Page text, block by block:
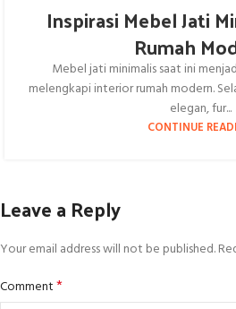
Inspirasi Mebel Jati
Rumah
Mebel jati minimalis saat ini
melengkapi interior rumah modern.
elegan, fur...
CONTINUE
Leave a Reply
Your email address will not be published.
Comment*